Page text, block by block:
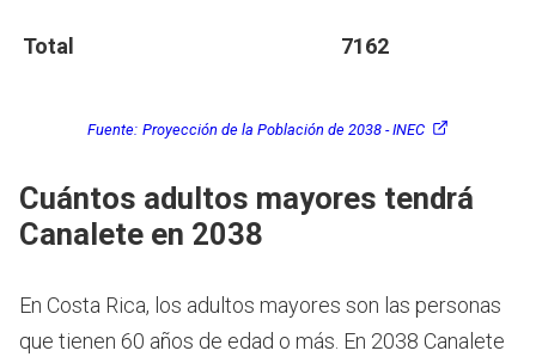
Total 7162
Fuente: Proyección de la Población de 2038 - INEC
Cuántos adultos mayores tendrá
Canalete en 2038
En Costa Rica, los adultos mayores son las personas
que tienen 60 años de edad o más. En 2038 Canalete